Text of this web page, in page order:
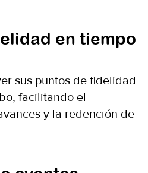
en tiempo
sus puntos de fidelidad
facilitando el
y la redención de